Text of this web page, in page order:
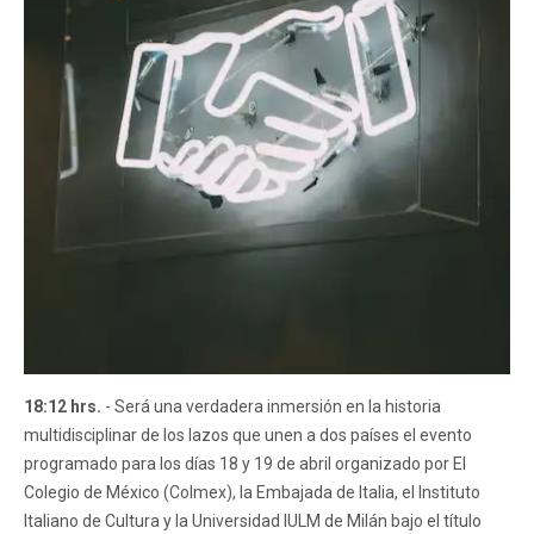
18:12 hrs. - Será una verdadera inmersión en la historia
multidisciplinar de los lazos que unen a dos países el evento
programado para los días 18 y 19 de abril organizado por El
Colegio de México (Colmex), la Embajada de Italia, el Instituto
Italiano de Cultura y la Universidad IULM de Milán bajo el título